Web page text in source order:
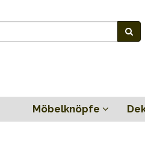
Möbelknöpfe